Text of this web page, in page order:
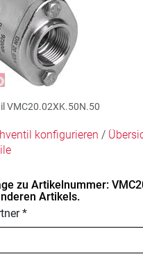
VMC20.02XK.50N.50
konfigurieren /
zu Artikelnummer:
Artikels.
*